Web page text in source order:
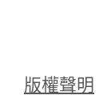
版權聲明